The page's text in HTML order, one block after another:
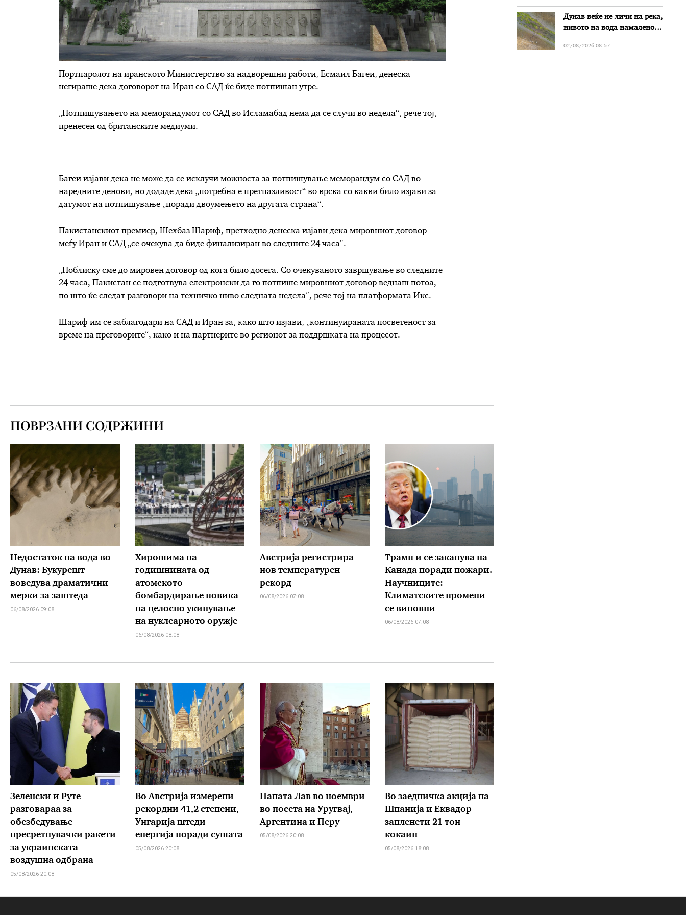
Портпаролот на иранското Министерство за надворешни работи, Есмаил Багеи, денеска
негираше дека договорот на Иран со САД ќе биде потпишан утре.
„Потпишувањето на меморандумот со САД во Исламабад нема да се случи во недела“, рече тој,
пренесен од британските медиуми.
Багеи изјави дека не може да се исклучи можноста за потпишување меморандум со САД во
наредните денови, но додаде дека „потребна е претпазливост“ во врска со какви било изјави за
датумот на потпишување „поради двоумењето на другата страна“.
Пакистанскиот премиер, Шехбаз Шариф, претходно денеска изјави дека мировниот договор
меѓу Иран и САД „се очекува да биде финализиран во следните 24 часа“.
„Поблиску сме до мировен договор од кога било досега. Со очекуваното завршување во следните
24 часа, Пакистан се подготвува електронски да го потпише мировниот договор веднаш потоа,
по што ќе следат разговори на техничко ниво следната недела“, рече тој на платформата Икс.
Шариф им се заблагодари на САД и Иран за, како што изјави, „континуираната посветеност за
време на преговорите“, како и на партнерите во регионот за поддршката на процесот.
ПОВРЗАНИ СОДРЖИНИ
Недостаток на вода во
Дунав: Букурешт
воведува драматични
мерки за заштеда
06/08/2026 09:08
Хирошима на
годишнината од
атомското
бомбардирање повика
на целосно укинување
на нуклеарното оружје
06/08/2026 08:08
Австрија регистрира
нов температурен
рекорд
06/08/2026 07:08
Трамп и се заканува на
Канада поради пожари.
Научниците:
Климатските промени
се виновни
06/08/2026 07:08
Зеленски и Руте
разговараа за
обезбедување
пресретнувачки ракети
за украинската
воздушна одбрана
05/08/2026 20:08
Во Австрија измерени
рекордни 41,2 степени,
Унгарија штеди
енергија поради сушата
05/08/2026 20:08
Папата Лав во ноември
во посета на Уругвај,
Аргентина и Перу
05/08/2026 20:08
Во заедничка акција на
Шпанија и Еквадор
запленети 21 тон
кокаин
05/08/2026 18:08
Дунав веќе не личи на река,
нивото на вода намалено
Бугарија
02/08/2026 08:57